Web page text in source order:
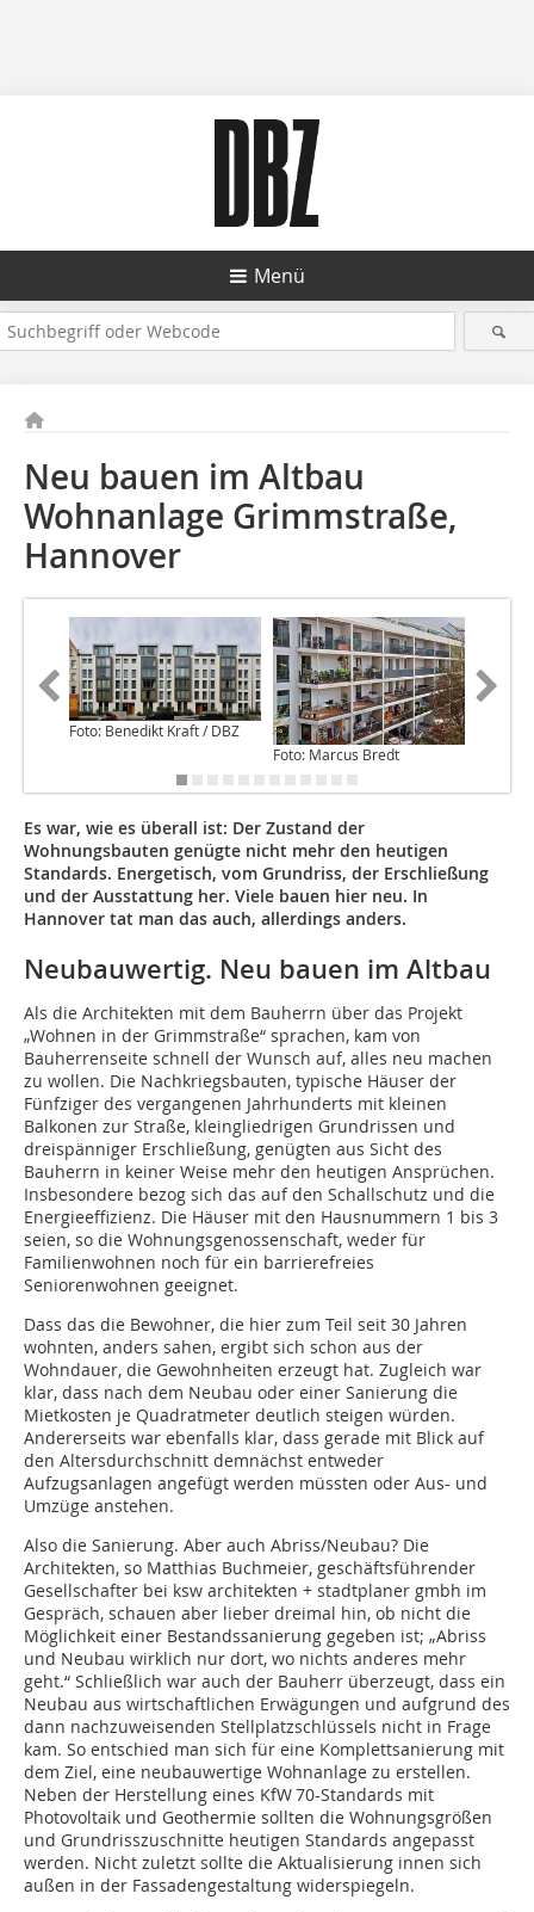
Menü
Neu bauen im Altbau
Wohnanlage Grimmstraße,
Hannover
Foto: Benedikt Kraft / DBZ
Foto: Marcus Bredt
Es war, wie es überall ist: Der Zustand der
Wohnungsbauten genügte nicht mehr den heutigen
Standards. Energetisch, vom Grundriss, der Erschließung
und der Ausstattung her. Viele bauen hier neu. In
Hannover tat man das auch, allerdings anders.
Neubauwertig. Neu bauen im Altbau
Als die Architekten mit dem Bauherrn über das Projekt
„Wohnen in der Grimmstraße“ sprachen, kam von
Bauherrenseite schnell der Wunsch auf, alles neu machen
zu wollen. Die Nachkriegsbauten, typische Häuser der
Fünfziger des vergangenen Jahrhunderts mit kleinen
Balkonen zur Straße, kleingliedrigen Grundrissen und
dreispänniger Erschließung, genügten aus Sicht des
Bauherrn in keiner Weise mehr den heutigen Ansprüchen.
Insbesondere bezog sich das auf den Schallschutz und die
Energieeffizienz. Die Häuser mit den Hausnummern 1 bis 3
seien, so die Wohnungsgenossenschaft, weder für
Familienwohnen noch für ein barrierefreies
Seniorenwohnen geeignet.
Dass das die Bewohner, die hier zum Teil seit 30 Jahren
wohnten, anders sahen, ergibt sich schon aus der
Wohndauer, die Gewohnheiten erzeugt hat. Zugleich war
klar, dass nach dem Neubau oder einer Sanierung die
Mietkosten je Quadratmeter deutlich steigen würden.
Andererseits war ebenfalls klar, dass gerade mit Blick auf
den Altersdurchschnitt demnächst entweder
Aufzugsanlagen angefügt werden müssten oder Aus- und
Umzüge anstehen.
Also die Sanierung. Aber auch Abriss/Neubau? Die
Architekten, so Matthias Buchmeier, geschäftsführender
Gesellschafter bei ksw architekten + stadtplaner gmbh im
Gespräch, schauen aber lieber dreimal hin, ob nicht die
Möglichkeit einer Bestandssanierung gegeben ist; „Abriss
und Neubau wirklich nur dort, wo nichts anderes mehr
geht.“ Schließlich war auch der Bauherr überzeugt, dass ein
Neubau aus wirtschaftlichen Erwägungen und aufgrund des
dann nachzuweisenden Stellplatzschlüssels nicht in Frage
kam. So entschied man sich für eine Komplettsanierung mit
dem Ziel, eine neubauwertige Wohnanlage zu erstellen.
Neben der Herstellung eines KfW 70-Standards mit
Photovoltaik und Geothermie sollten die Wohnungsgrößen
und Grundrisszuschnitte heutigen Standards angepasst
werden. Nicht zuletzt sollte die Aktualisierung innen sich
außen in der Fassadengestaltung widerspiegeln.